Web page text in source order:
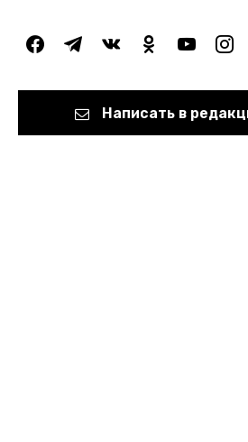
facebooktelegramvkontakteodnoklassniki
youtube
Написать в